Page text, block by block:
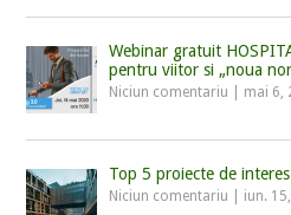
Webinar gratuit
pentru viitor si „noua
Niciun comentariu mai 6,
Top 5 proiecte de
Niciun comentariu iun.